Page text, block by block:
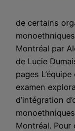
de certains
Montréal par
de Lucie
pages
examen
d’intégration
Montréal.